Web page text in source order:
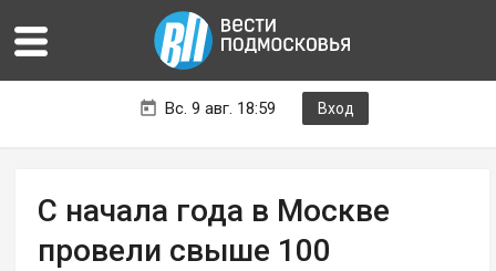
Вс. 9 авг. 18:59 Вход
С начала года в Москве
провели свыше 100